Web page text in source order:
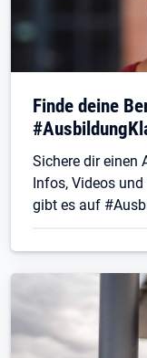
Finde deine
Sichere dir einen
Infos, Videos
gibt es auf